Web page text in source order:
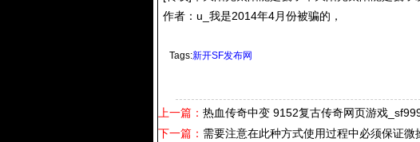
作者：u_我是2014年4月份被骗的，
Tags:新开SF发布网
上一篇： 热血传奇中变 9152复古传奇网页游戏
下一篇： 需要注意在此种方式使用过程中必须保证微